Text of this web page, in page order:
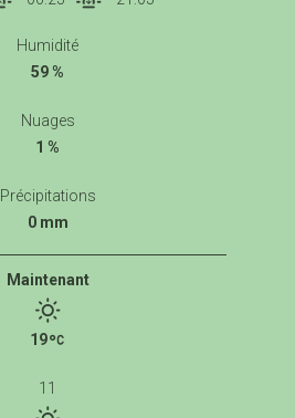
Humidité
59 %
Nuages
1 %
Précipitations
0 mm
Maintenant
19
11